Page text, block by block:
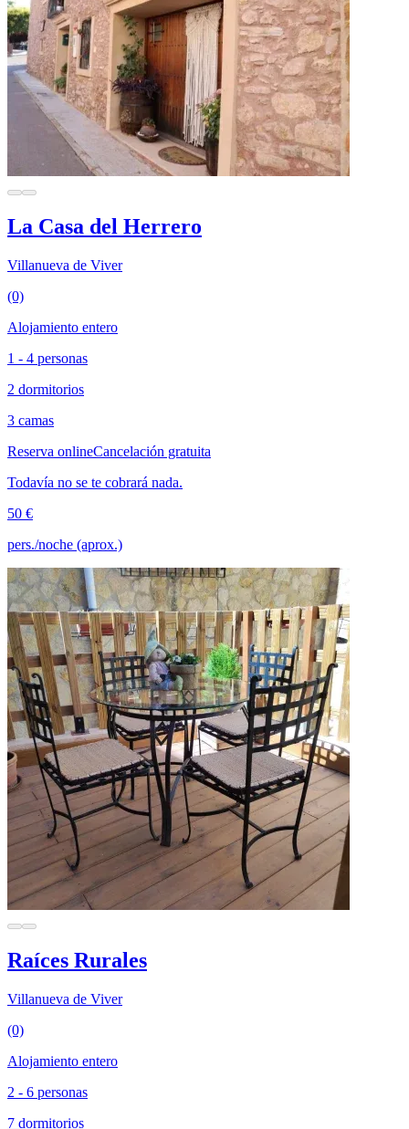
La Casa del Herrero
Villanueva de Viver
(0)
Alojamiento entero
1 - 4 personas
2 dormitorios
3 camas
Reserva onlineCancelación gratuita
Todavía no se te cobrará nada.
50 €
pers./noche (aprox.)
Raíces Rurales
Villanueva de Viver
(0)
Alojamiento entero
2 - 6 personas
7 dormitorios